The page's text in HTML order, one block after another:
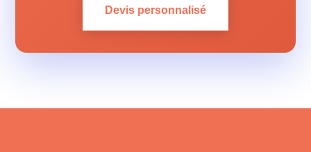
Devis personnalisé